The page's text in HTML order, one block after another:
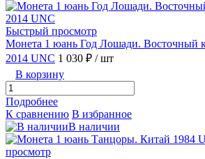
Быстрый просмотр
Монета 1 юань Год Лошади. Восточный
2014 UNC 1 030 ₽ / шт
В корзину
Подробнее
К сравнению В избранное
В наличии
просмотр